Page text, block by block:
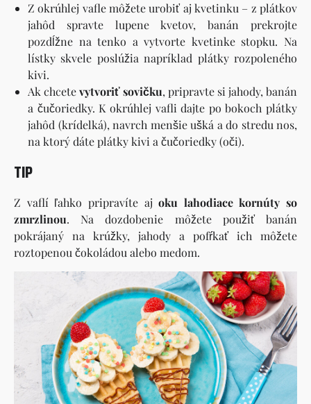
Z okrúhlej vafle môžete urobiť aj kvetinku – z plátkov
jahôd spravte lupene kvetov, banán prekrojte
pozdĺžne na tenko a vytvorte kvetinke stopku. Na
lístky skvele poslúžia napríklad plátky rozpoleného
kivi.
Ak chcetevytvoriť sovičku, pripravte si jahody, banán
a čučoriedky. K okrúhlej vafli dajte po bokoch plátky
jahôd (krídelká), navrch menšie ušká a do stredu nos,
na ktorý dáte plátky kivi a čučoriedky (oči).
TIP
Z vaflí ľahko pripravíte ajoku lahodiace kornúty so
zmrzlinou. Na dozdobenie môžete použiť banán
pokrájaný na krúžky, jahody a pofŕkať ich môžete
roztopenou čokoládou alebo medom.